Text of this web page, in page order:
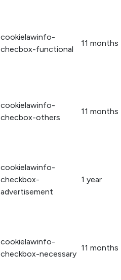
cookielawinfo-
checbox-functional
11 months
cookielawinfo-
checbox-others
11 months
cookielawinfo-
checkbox-
advertisement
1 year
cookielawinfo-
checkbox-necessary
11 months